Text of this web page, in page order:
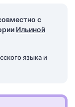
с
Ильиной
языка и